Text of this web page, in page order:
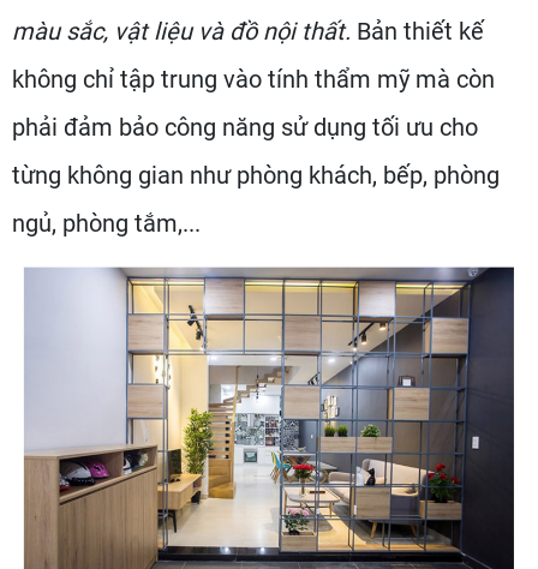
màu sắc, vật liệu và đồ nội thất. Bản thiết kế
không chỉ tập trung vào tính thẩm mỹ mà còn
phải đảm bảo công năng sử dụng tối ưu cho
từng không gian như phòng khách, bếp, phòng
ngủ, phòng tắm,...